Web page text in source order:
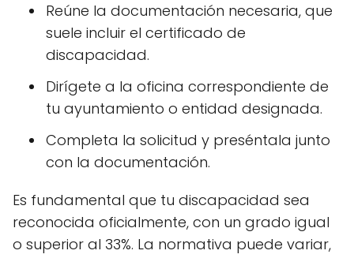
Reúne la documentación necesaria, que
suele incluir el certificado de
discapacidad.
Dirígete a la oficina correspondiente de
tu ayuntamiento o entidad designada.
Completa la solicitud y preséntala junto
con la documentación.
Es fundamental que tu discapacidad sea
reconocida oficialmente, con un grado igual
o superior al 33%. La normativa puede variar,